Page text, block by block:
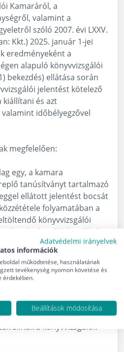
Kamaráról, a
valamint a
szóló 2007. évi LXXV.
Kkt.) 2025. január 1-jei
eredményeként a
alapuló könyvvizsgálói
bekezdés) ellátása során
jelentést kötelező
és azt
időbélyegzővel
megfelelően:
egy, a kamara
tanúsítványt tartalmazó
ellátott jelentést bocsát
folyamatában a
könyvvizsgálói
jelentés (így aláírás nélküli,
megküldésére/átadására a
(például pályázatok,
a korábban kiadott e-
kiadmányoznia kell,
állnak a könyvvizsgálók
Adatvédelmi irányelvek
információk
működtetése, használatának
tevékenység nyomon követése és
érdekében.
Beállítások módosítása